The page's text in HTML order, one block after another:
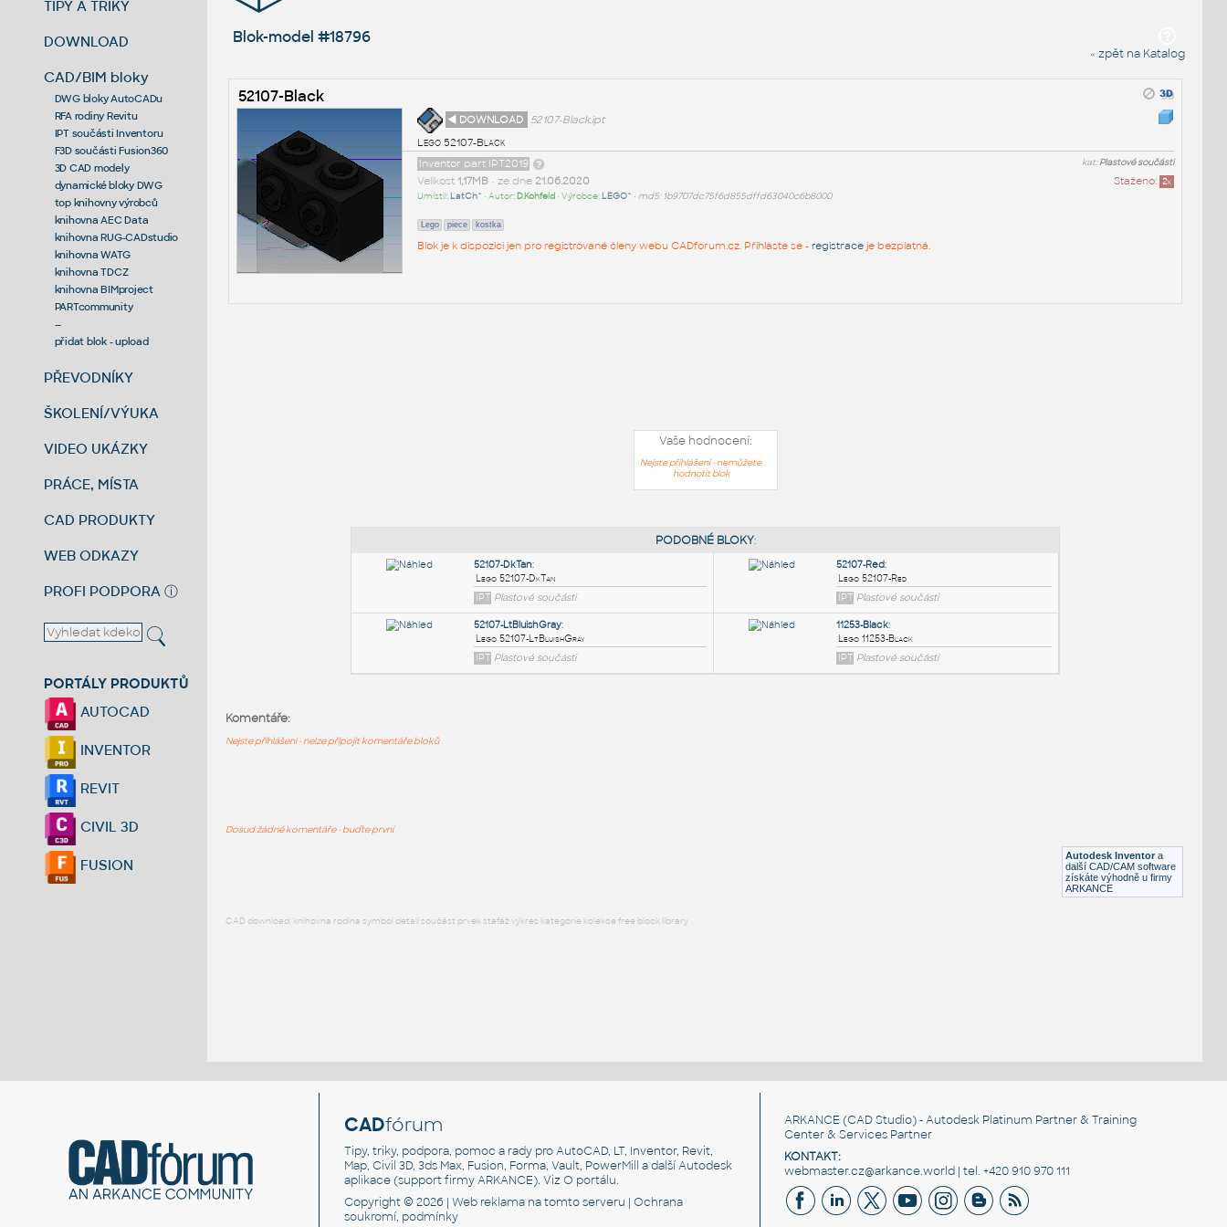
TIPY A TRIKY
DOWNLOAD
CAD/BIM bloky
DWG bloky AutoCADu
RFA rodiny Revitu
IPT součásti Inventoru
F3D součásti Fusion360
3D CAD modely
dynamické bloky DWG
top knihovny výrobců
knihovna AEC Data
knihovna RUG-CADstudio
knihovna WATG
knihovna TDCZ
knihovna BIMproject
PARTcommunity
--
přidat blok - upload
PŘEVODNÍKY
ŠKOLENÍ/VÝUKA
VIDEO UKÁZKY
PRÁCE, MÍSTA
CAD PRODUKTY
WEB ODKAZY
PROFI PODPORA ⓘ
PORTÁLY PRODUKTŮ
AUTOCAD
INVENTOR
REVIT
CIVIL 3D
FUSION
Blok-model #18796
« zpět na Katalog
52107-Black
◄ DOWNLOAD
52107-Black.ipt
Lego 52107-Black
kat:Plastové součásti
Inventor part IPT2019
Staženo: 2x
Velikost 1,17MB• ze dne 21.06.2020
Umístil: LatCh^ • Autor: D.Kohfeld• Výrobce: LEGO^ • md5: 1b9707dc75f6d855dffd63040c6b8000
Lego piece kostka
Blok je k dispozici jen pro registrované členy webu CADforum.cz. Přihlaste se - registraceje bezplatná.
Vaše hodnocení:
Nejste přihlášeni - nemůžete
hodnotit blok
Plastové součásti
Autodesk Inventor a
další CAD/CAM software
získáte výhodně u firmy
ARKANCE
Komentáře:
Nejste přihlášeni - nelze připojit komentáře bloků
Dosud žádné komentáře - buďte první
CAD download: knihovna rodina symbol detail součást prvek stafáž výkres kategorie kolekce free block library
CADfórum
Tipy, triky, podpora, pomoc a rady pro AutoCAD, LT, Inventor, Revit,
Map, Civil 3D, 3ds Max, Fusion, Forma, Vault, PowerMill a další Autodesk
aplikace (support firmy ARKANCE). VizO portálu.
Copyright © 2026 |Web reklama na tomto serveru |Ochrana
soukromí, podmínky
ARKANCE (CAD Studio) - Autodesk Platinum Partner & Training
Center & Services Partner
KONTAKT:
webmaster.cz@arkance.world | tel. +420 910 970 111